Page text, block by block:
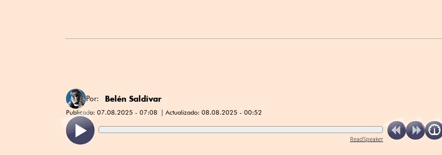
Por: Belén Saldívar
Publicado: 07.08.2025 - 07:08 Actualizado: 08.08.2025 - 00:52
ReadSpeaker